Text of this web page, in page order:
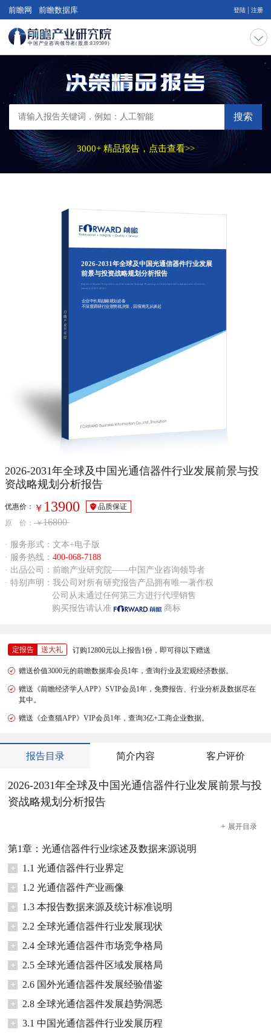
前瞻网 前瞻数据库 登陆 注册
搜索
3000+ 精品报告，点击查看>>
2026-2031年全球及中国光通信器件行业发展
前景与投资战略规划分析报告
Report of Market Prospective and Investment Strategy Planning on China Optical Communication Devices
Industry(2026-2031)
企业中长期战略规划必备
不深度调研行业形势就决策，回报将无从谈起
2026-2031年全球及中国光通信器件行业发展前景与投
资战略规划分析报告
优惠价： ￥ 13900
品质保证
原 价： ￥16800
· 服务形式：文本+电子版
· 服务热线： 400-068-7188
· 出品公司：前瞻产业研究院——中国产业咨询领导者
· 特别声明：我公司对所有研究报告产品拥有唯一著作权
公司从未通过任何第三方进行代理销售
购买报告请认准
商标
定报告 送大礼 订购12800元以上报告1份，即可得以下赠送
赠送价值3000元的前瞻数据库会员1年，查询行业及宏观经济数据。
赠送《前瞻经济学人APP》SVIP会员1年，免费报告、行业分析及数据尽在
其中。
赠送《企查猫APP》VIP会员1年，查询3亿+工商企业数据。
报告目录 简介内容 客户评价
2026-2031年全球及中国光通信器件行业发展前景与投
资战略规划分析报告
+ 展开目录
第1章：光通信器件行业综述及数据来源说明
+
1.1 光通信器件行业界定
+
1.2 光通信器件产业画像
+
1.3 本报告数据来源及统计标准说明
+
2.2 全球光通信器件行业发展现状
+
2.4 全球光通信器件市场竞争格局
+
2.5 全球光通信器件区域发展格局
+
2.6 国外光通信器件发展经验借鉴
+
2.8 全球光通信器件发展趋势洞悉
+
3.1 中国光通信器件行业发展历程